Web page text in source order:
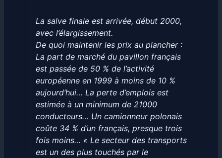
La salve finale est arrivée, début 2000,
avec l’élargissement.
De quoi maintenir les prix au plancher :
La part de marché du pavillon français
est passée de 50 % de l’activité
européenne en 1999 à moins de 10 %
aujourd’hui… La perte d’emplois est
estimée à un minimum de 21000
conducteurs… Un camionneur polonais
coûte 34 % d’un français, presque trois
fois moins… « Le secteur des transports
est un des plus touchés par le